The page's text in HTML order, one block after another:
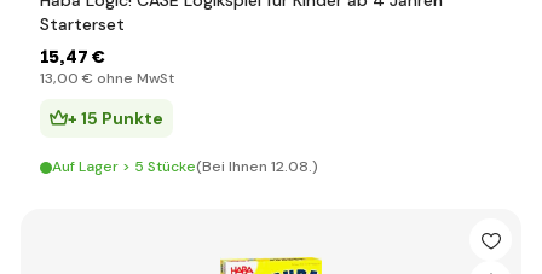
Starterset
15,47 €
13,00 € ohne MwSt
+ 15 Punkte
Auf Lager > 5 Stücke(Bei Ihnen 12.08.)